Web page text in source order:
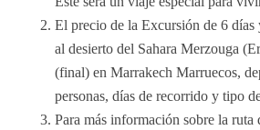
El precio de la Excursión de 6 días
al desierto del Sahara Merzouga
(final) en Marrakech Marruecos,
personas, días de recorrido y tipo
Para más información sobre la ruta